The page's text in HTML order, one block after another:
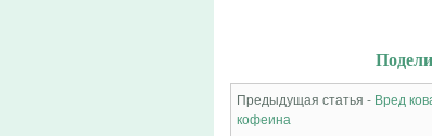
Предыдущая статья - Вред
кофеина